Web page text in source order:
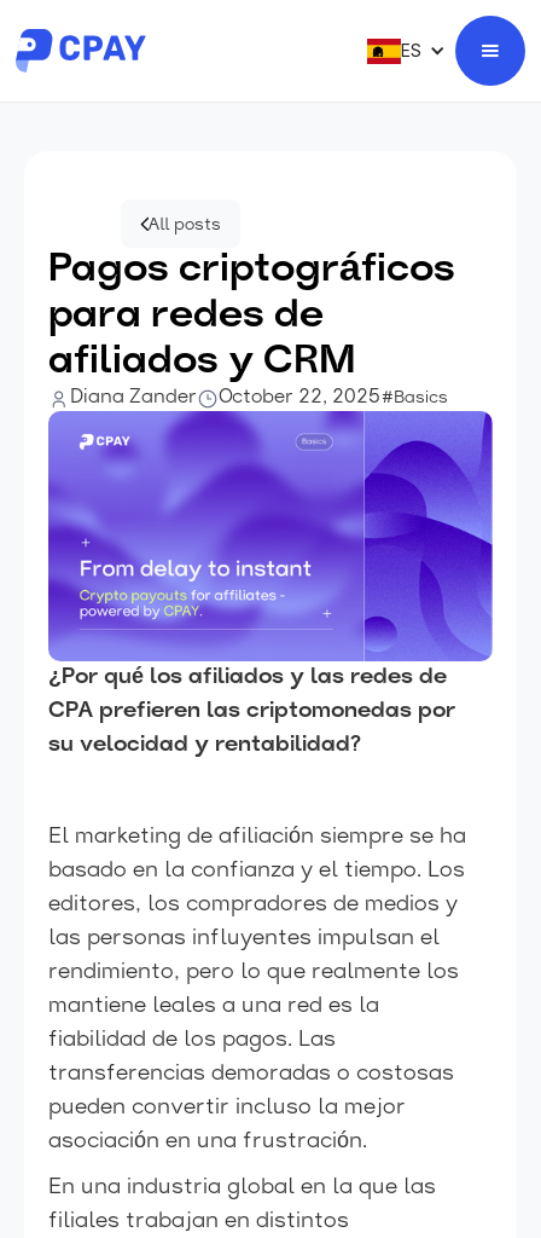
ES
All posts
Pagos criptográficos
para redes de
afiliados y CRM
Diana Zander October 22, 2025#Basics
¿Por qué los afiliados y las redes de
CPA prefieren las criptomonedas por
su velocidad y rentabilidad?
El marketing de afiliación siempre se ha
basado en la confianza y el tiempo. Los
editores, los compradores de medios y
las personas influyentes impulsan el
rendimiento, pero lo que realmente los
mantiene leales a una red es la
fiabilidad de los pagos. Las
transferencias demoradas o costosas
pueden convertir incluso la mejor
asociación en una frustración.
En una industria global en la que las
filiales trabajan en distintos